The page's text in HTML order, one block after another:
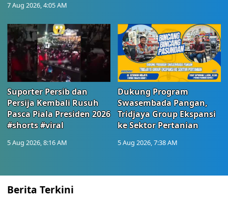
7 Aug 2026, 4:05 AM
Suporter Persib dan
Persija Kembali Rusuh
Pasca Piala Presiden 2026
#shorts #viral
5 Aug 2026, 8:16 AM
Dukung Program
Swasembada Pangan,
Tridjaya Group Ekspansi
ke Sektor Pertanian
5 Aug 2026, 7:38 AM
Berita Terkini